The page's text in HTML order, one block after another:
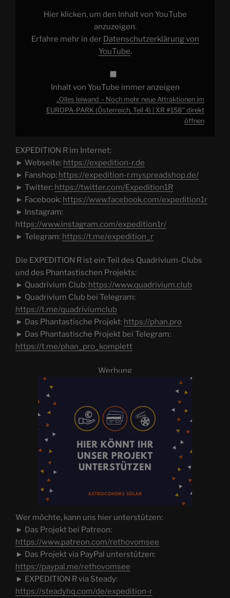
EUROPA-Hier klicken, um den Inhalt von YouTube
anzuzeigen.
Erfahre mehr in der Datenschutzerklärung von
YouTube.
Inhalt von YouTube immer anzeigen
„Olles leiwand – Noch mehr neue Attraktionen im
EUROPA-PARK (Österreich, Teil 4) | XR #158“ direkt
öffnen
EXPEDITION R im Internet:
► Webseite: https://expedition-r.de
► Fanshop: https://expedition-r.myspreadshop.de/
► Twitter: https://twitter.com/Expedition1R
► Facebook: https://www.facebook.com/expedition1r
► Instagram:
https://www.instagram.com/expedition1r/
► Telegram: https://t.me/expedition_r
Die EXPEDITION R ist ein Teil des Quadrivium-Clubs
und des Phantastischen Projekts:
► Quadrivium Club: https://www.quadrivium.club
► Quadrivium Club bei Telegram:
https://t.me/quadriviumclub
► Das Phantastische Projekt: https://phan.pro
► Das Phantastische Projekt bei Telegram:
https://t.me/phan_pro_komplett
Werbung
Wer möchte, kann uns hier unterstützen:
► Das Projekt bei Patreon:
https://www.patreon.com/rethovomsee
► Das Projekt via PayPal unterstützen:
https://paypal.me/rethovomsee
► EXPEDITION R via Steady:
https://steadyhq.com/de/expedition-r